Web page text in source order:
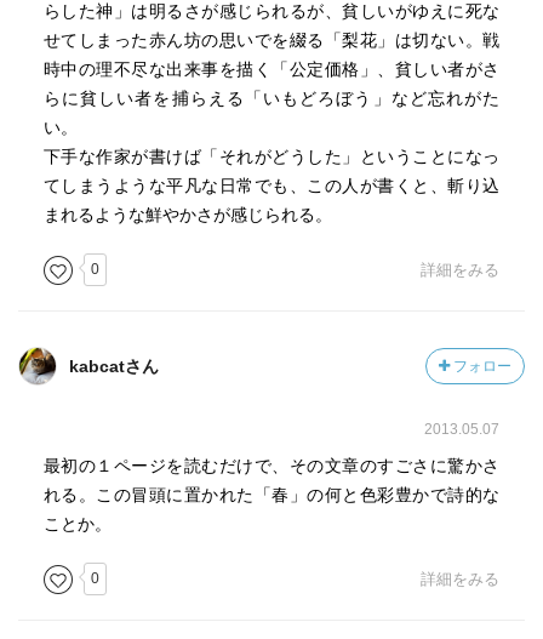
『ひとりの子を生むのにさえにんげんはおおぎょうにふる
まいますが、
一羽のこの地鶏は何もかもひとりでかくれて、
長い３週間の努力をこっそり行ったのです。
自然といいきれば身も蓋もありませんが、
こんなふうに誰にも気がつかれなくともひっそりと、
私たちも何かで仕遂げることが出来たら、
春はいいえ人間の春はもっと美しく強いもので
それからタイトルの洟をたらした神というのは
しかしお金がないために買ってやる事ができない。
ノボルは家を出て行く。
遅くなっても帰ってこないので心配していると
手には自分で作ったのであろうヨーヨーを手にしている。
らした神」は明るさが感じられるが、貧しいがゆえに死な
せてしまった赤ん坊の思いでを綴る「梨花」は切ない。戦
時中の理不尽な出来事を描く「公定価格」、貧しい者がさ
らに貧しい者を捕らえる「いもどろぼう」など忘れがた
い。
下手な作家が書けば「それがどうした」ということになっ
てしまうような平凡な日常でも、この人が書くと、斬り込
まれるような鮮やかさが感じられる。
0 詳細をみる
kabcatさん フォロー
2013.05.07
最初の１ページを読むだけで、その文章のすごさに驚かさ
れる。この冒頭に置かれた「春」の何と色彩豊かで詩的な
ことか。
0 詳細をみる